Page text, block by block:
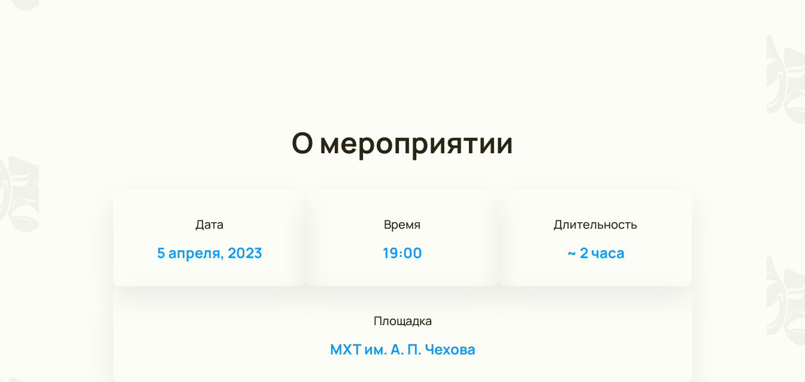
О мероприятии
Дата
5 апреля, 2023
Время
19:00
Длительность
~ 2 часа
Площадка
МХТ им. А. П. Чехова